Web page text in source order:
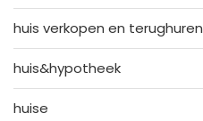
huis verkopen en terughuren
huis&hypotheek
huise